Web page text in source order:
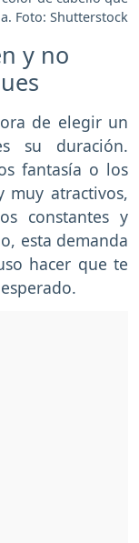
Foto: Shutterstock
y no
de elegir un
su duración.
fantasía o los
muy atractivos,
constantes y
esta demanda
hacer que te